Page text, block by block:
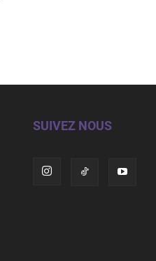
SUIVEZ NOUS